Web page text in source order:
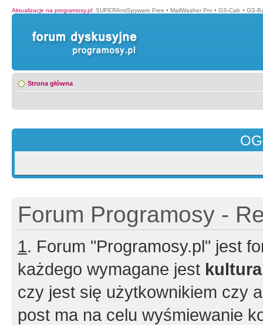
Aktualizacje na programosy.pl: SUPERAntiSpyware Free • MailWasher Pro • GS-Calc • GS-
Strona główna
Forum Programosy -
1. Forum "Programosy.pl" jest
każdego wymagane jest
czy jest się użytkownikiem czy
post ma na celu wyśmiewanie